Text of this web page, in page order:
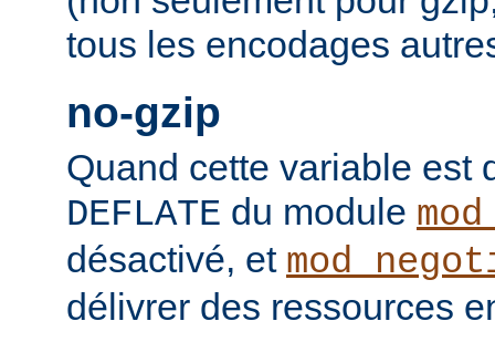
tous les encodages
no-gzip
Quand cette variable est
DEFLATE du module
désactivé, et
délivrer des ressources